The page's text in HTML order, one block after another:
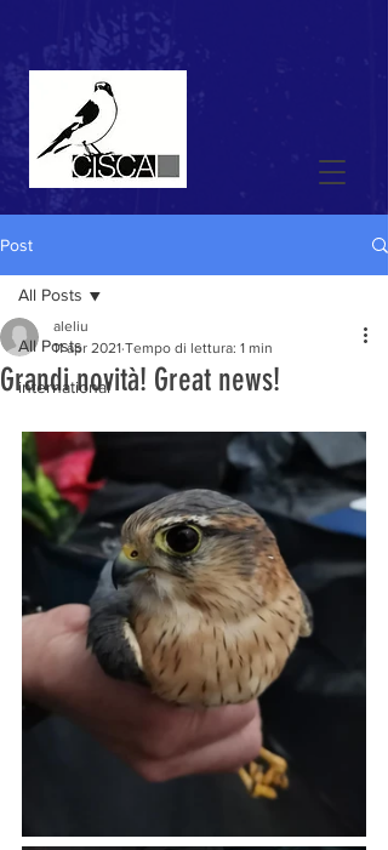
Post
All Posts
international
All Posts
Grandi novità! Great news!
aleliu
11 apr 2021 Tempo di lettura: 1 min